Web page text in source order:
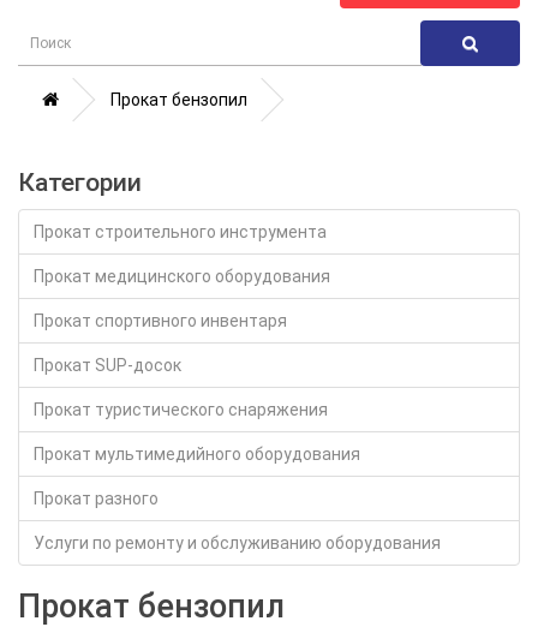
Прокат бензопил
Категории
Прокат строительного инструмента
Прокат медицинского оборудования
Прокат спортивного инвентаря
Прокат SUP-досок
Прокат туристического снаряжения
Прокат мультимедийного оборудования
Прокат разного
Услуги по ремонту и обслуживанию оборудования
Прокат бензопил